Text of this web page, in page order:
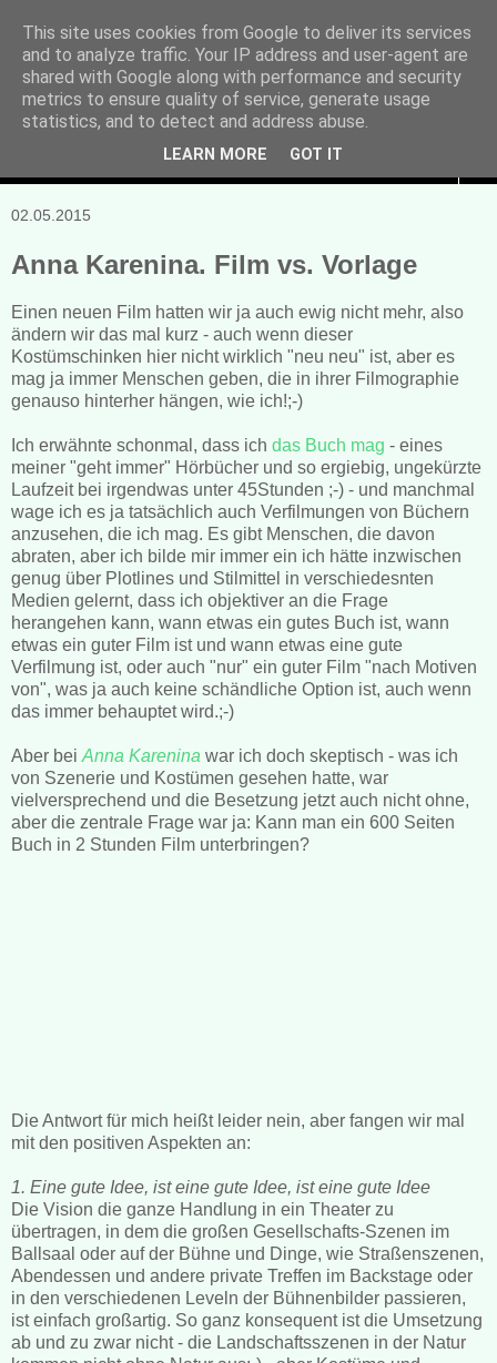
Manuela Sonntag
Bücher, Blogs & mehr
02.05.2015
Anna Karenina. Film vs. Vorlage
Einen neuen Film hatten wir ja auch ewig nicht mehr, also
ändern wir das mal kurz - auch wenn dieser
Kostümschinken hier nicht wirklich "neu neu" ist, aber es
mag ja immer Menschen geben, die in ihrer Filmographie
genauso hinterher hängen, wie ich!;-)
Ich erwähnte schonmal, dass ich das Buch mag - eines
meiner "geht immer" Hörbücher und so ergiebig, ungekürzte
Laufzeit bei irgendwas unter 45Stunden ;-) - und manchmal
wage ich es ja tatsächlich auch Verfilmungen von Büchern
anzusehen, die ich mag. Es gibt Menschen, die davon
abraten, aber ich bilde mir immer ein ich hätte inzwischen
genug über Plotlines und Stilmittel in verschiedesnten
Medien gelernt, dass ich objektiver an die Frage
herangehen kann, wann etwas ein gutes Buch ist, wann
etwas ein guter Film ist und wann etwas eine gute
Verfilmung ist, oder auch "nur" ein guter Film "nach Motiven
von", was ja auch keine schändliche Option ist, auch wenn
das immer behauptet wird.;-)
Aber bei Anna Karenina war ich doch skeptisch - was ich
von Szenerie und Kostümen gesehen hatte, war
vielversprechend und die Besetzung jetzt auch nicht ohne,
aber die zentrale Frage war ja: Kann man ein 600 Seiten
Buch in 2 Stunden Film unterbringen?
Die Antwort für mich heißt leider nein, aber fangen wir mal
mit den positiven Aspekten an:
1. Eine gute Idee, ist eine gute Idee, ist eine gute Idee
Die Vision die ganze Handlung in ein Theater zu
übertragen, in dem die großen Gesellschafts-Szenen im
Ballsaal oder auf der Bühne und Dinge, wie Straßenszenen,
Abendessen und andere private Treffen im Backstage oder
in den verschiedenen Leveln der Bühnenbilder passieren,
ist einfach großartig. So ganz konsequent ist die Umsetzung
ab und zu zwar nicht - die Landschaftsszenen in der Natur
This site uses cookies from Google to deliver its services
and to analyze traffic. Your IP address and user-agent are
shared with Google along with performance and security
metrics to ensure quality of service, generate usage
statistics, and to detect and address abuse.
LEARN MORE GOT IT